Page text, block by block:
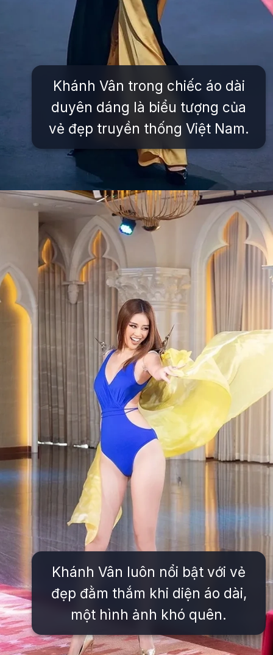
Khánh Vân trong chiếc áo dài
duyên dáng là biểu tượng của
vẻ đẹp truyền thống Việt Nam.
Đang mở https://issiloo.edu.vn/khanh-van
Khánh Vân luôn nổi bật với vẻ
đẹp đằm thắm khi diện áo dài,
một hình ảnh khó quên.